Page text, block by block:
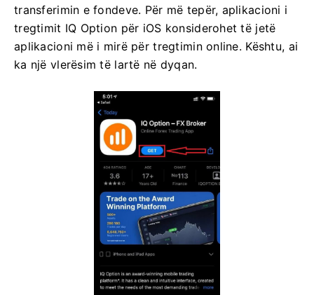
transferimin e fondeve. Për më tepër, aplikacioni i
tregtimit IQ Option për iOS konsiderohet të jetë
aplikacioni më i mirë për tregtimin online. Kështu, ai
ka një vlerësim të lartë në dyqan.